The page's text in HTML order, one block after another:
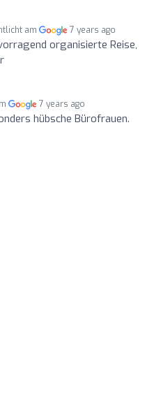
am 7 years ago
organisierte Reise,
7 years ago
hübsche Bürofrauen.